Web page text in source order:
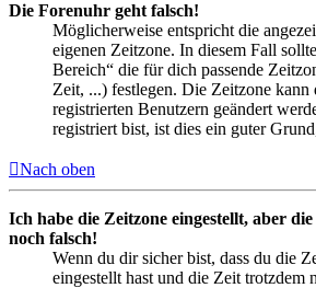
Die Forenuhr geht falsch!
Möglicherweise entspricht die
eigenen Zeitzone. In diesem Fall
Bereich“ die für dich passende
Zeit, ...) festlegen. Die Zeitzone kann
registrierten Benutzern geändert
registriert bist, ist dies ein guter
Nach oben
Ich habe die Zeitzone eingestellt, aber
noch falsch!
Wenn du dir sicher bist, dass du die
eingestellt hast und die Zeit trotzdem